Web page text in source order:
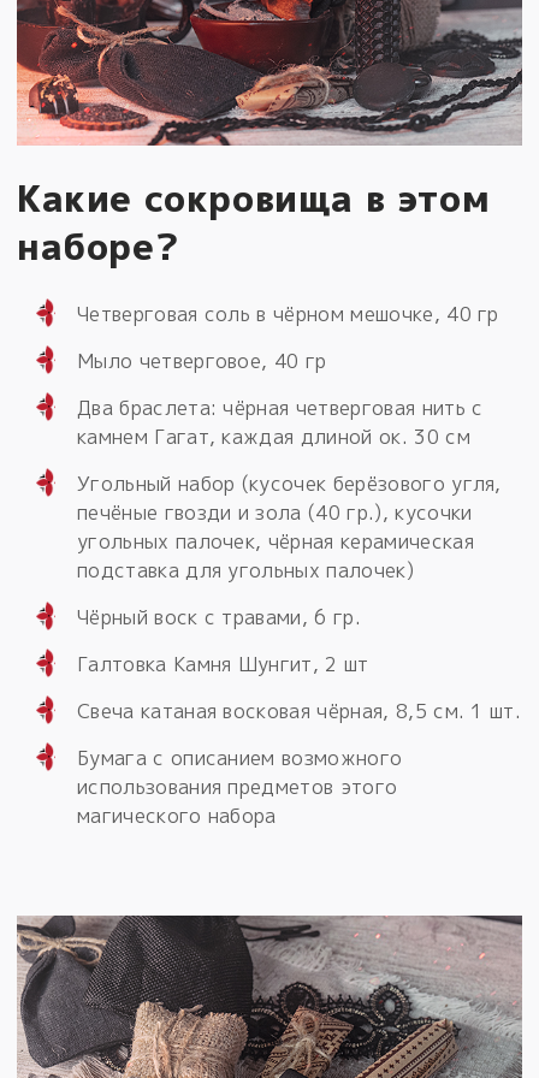
Какие сокровища в этом
наборе?
Четверговая соль в чёрном мешочке, 40 гр
Мыло четверговое, 40 гр
Два браслета: чёрная четверговая нить с
камнем Гагат, каждая длиной ок. 30 см
Угольный набор (кусочек берёзового угля,
печёные гвозди и зола (40 гр.), кусочки
угольных палочек, чёрная керамическая
подставка для угольных палочек)
Чёрный воск с травами, 6 гр.
Галтовка Камня Шунгит, 2 шт
Свеча катаная восковая чёрная, 8,5 см. 1 шт.
Бумага с описанием возможного
использования предметов этого
магического набора